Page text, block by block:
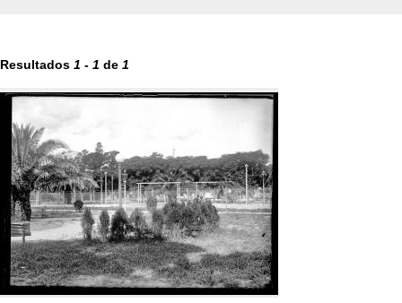
Resultados 1 - 1 de 1